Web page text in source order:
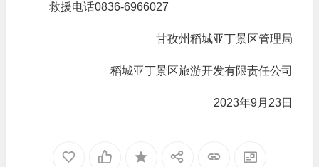
救援电话0836-6966027
甘孜州稻城亚丁景区管理局
稻城亚丁景区旅游开发有限责任公司
2023年9月23日